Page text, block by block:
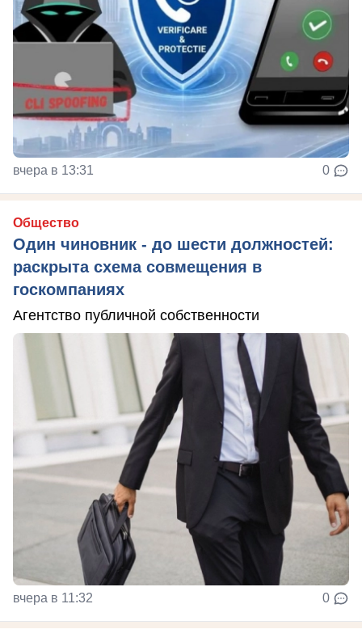
вчера в 13:31 0
Общество
Один чиновник - до шести должностей:
раскрыта схема совмещения в
госкомпаниях
Агентство публичной собственности
вчера в 11:32 0